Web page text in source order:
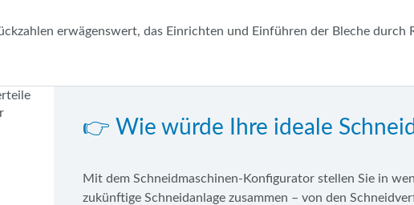
erwägenswert, das Einrichten und Einführen der Bleche durch
👉 Wie würde Ihre ideale
Mit dem Schneidmaschinen-Konfigurator stellen Sie in
zukünftige Schneidanlage zusammen – von den